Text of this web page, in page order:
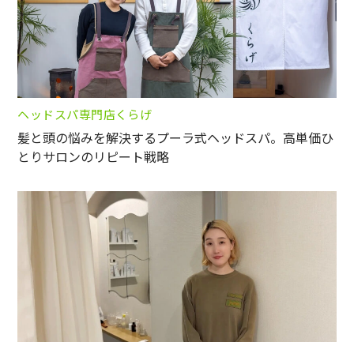
ヘッドスパ専門店くらげ
髪と頭の悩みを解決するプーラ式ヘッドスパ。高単価ひ
とりサロンのリピート戦略